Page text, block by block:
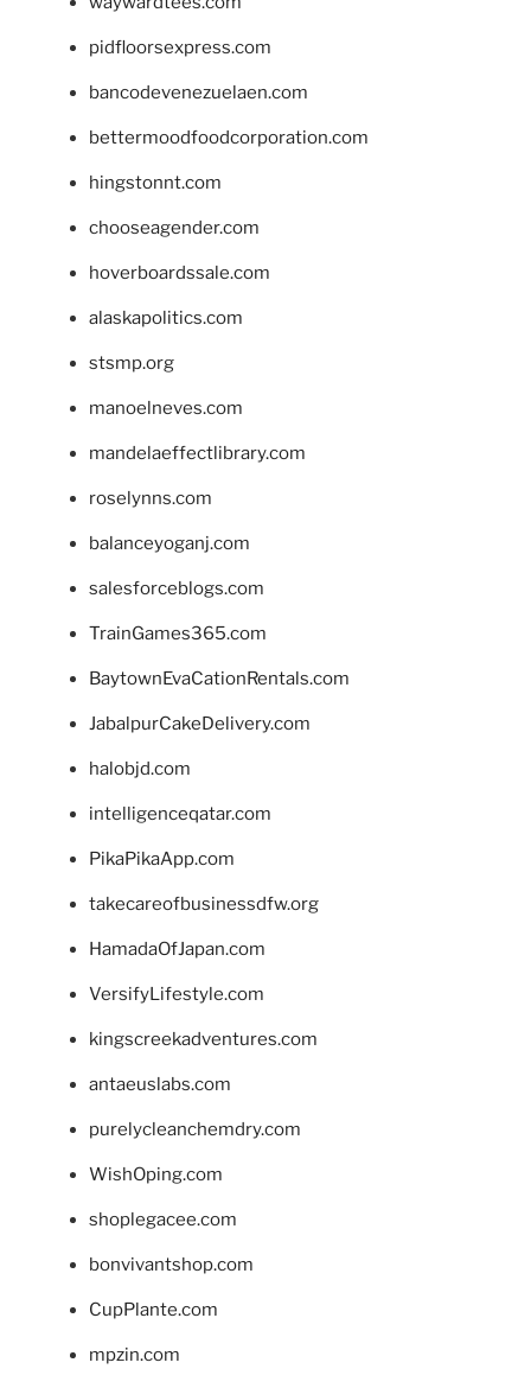
pidfloorsexpress.com
bancodevenezuelaen.com
bettermoodfoodcorporation.com
hingstonnt.com
chooseagender.com
hoverboardssale.com
alaskapolitics.com
stsmp.org
manoelneves.com
mandelaeffectlibrary.com
roselynns.com
balanceyoganj.com
salesforceblogs.com
TrainGames365.com
BaytownEvaCationRentals.com
JabalpurCakeDelivery.com
halobjd.com
intelligenceqatar.com
PikaPikaApp.com
takecareofbusinessdfw.org
HamadaOfJapan.com
VersifyLifestyle.com
kingscreekadventures.com
antaeuslabs.com
purelycleanchemdry.com
WishOping.com
shoplegacee.com
bonvivantshop.com
CupPlante.com
mpzin.com